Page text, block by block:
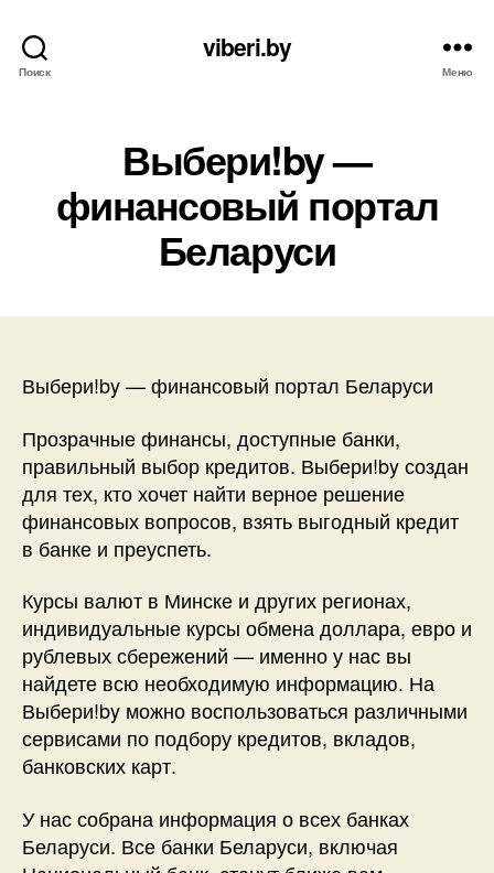
Поиск
viberi.by
Меню
Выбери!by —
финансовый портал
Беларуси
Выбери!by — финансовый портал Беларуси
Прозрачные финансы, доступные банки,
правильный выбор кредитов. Выбери!by создан
для тех, кто хочет найти верное решение
финансовых вопросов, взять выгодный кредит
в банке и преуспеть.
Курсы валют в Минске и других регионах,
индивидуальные курсы обмена доллара, евро и
рублевых сбережений — именно у нас вы
найдете всю необходимую информацию. На
Выбери!by можно воспользоваться различными
сервисами по подбору кредитов, вкладов,
банковских карт.
У нас собрана информация о всех банках
Беларуси. Все банки Беларуси, включая